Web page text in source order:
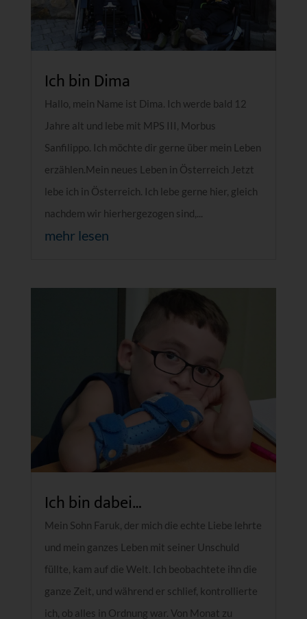
Ich bin Dima
Hallo, mein Name ist Dima. Ich werde bald 12
Jahre alt und lebe mit MPS III, Morbus
Sanfilippo. Ich möchte dir gerne über mein Leben
erzählen.Mein neues Leben in Österreich Jetzt
lebe ich in Österreich. Ich lebe gerne hier, gleich
nachdem wir hierhergezogen sind,...
mehr lesen
Ich bin dabei…
Mein Sohn Faruk, der mich die echte Liebe lehrte
und mein ganzes Leben mit seiner Unschuld
füllte, kam auf die Welt. Ich beobachtete ihn die
ganze Zeit, und während er schlief, kontrollierte
ich, ob alles in Ordnung war. Von Monat zu